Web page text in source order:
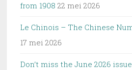
from 1908 22 mei 2026
Le Chinois – The Chinese
17 mei 2026
Don’t miss the June 2026